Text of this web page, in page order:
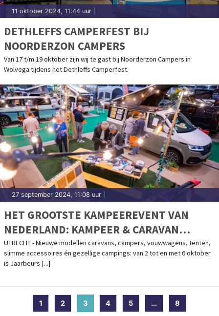
11 oktober 2024, 11:44 uur
DETHLEFFS CAMPERFEST BIJ
NOORDERZON CAMPERS
Van 17 t/m 19 oktober zijn wij te gast bij Noorderzon Campers in
Wolvega tijdens het Dethleffs Camperfest.
27 september 2024, 11:08 uur
HET GROOTSTE KAMPEEREVENT VAN
NEDERLAND: KAMPEER & CARAVAN
JAARBEURS
UTRECHT - Nieuwe modellen caravans, campers, vouwwagens, tenten,
slimme accessoires én gezellige campings: van 2 tot en met 6 oktober
is Jaarbeurs [...]
1 2 3 (current)
4 5 ... 8